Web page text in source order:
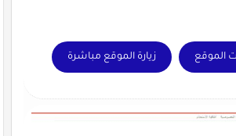
الموقع زيارة الموقع مباشرة